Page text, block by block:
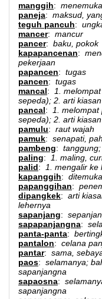
manggih:
paneja: maksud,
teguh pancuh:
mancer: mancur
pancer: baku, pokok
kapapancenan:
pekerjaan
papancen: tugas
pancen: tugas
mancal:
1.
sepeda); 2. arti
pancal:
1. melompat
sepeda); 2. arti
pamulu: raut wajah
pamuk: senapati,
pambeng:
paling:
1. maling,
palid:
1. mengalir ke
kapanggih:
papanggihan:
dipangkek: arti
lehernya
sapanjang:
sapapanjangna:
panta-panta:
pantalon: celana
pantar: sama,
paos: selamanya;
sapanjangna
sapaosna:
sapanjangna